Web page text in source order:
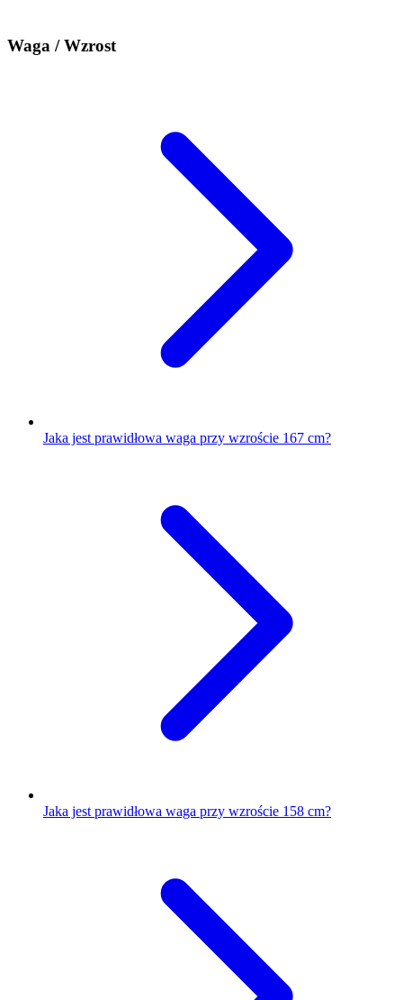
Waga / Wzrost
Jaka jest prawidłowa waga przy wzroście 167 cm?
Jaka jest prawidłowa waga przy wzroście 158 cm?